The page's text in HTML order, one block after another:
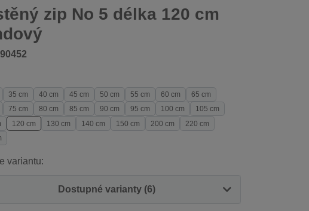
zip No 5 délka 120 cm
35 cm 40 cm 45 cm 50 cm 55 cm 60 cm
65 cm
75 cm 80 cm 85 cm 90 cm 95 cm 100 cm
105 cm
120 cm 130 cm 140 cm 150 cm 200 cm
220 cm
variantu:
Dostupné varianty (6)